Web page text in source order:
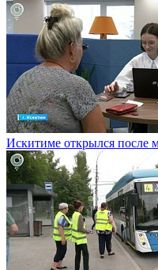
Искитиме открылся после